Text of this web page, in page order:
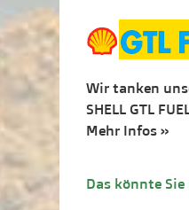
Wir tanken
SHELL GTL
Mehr Infos »
Das könnte